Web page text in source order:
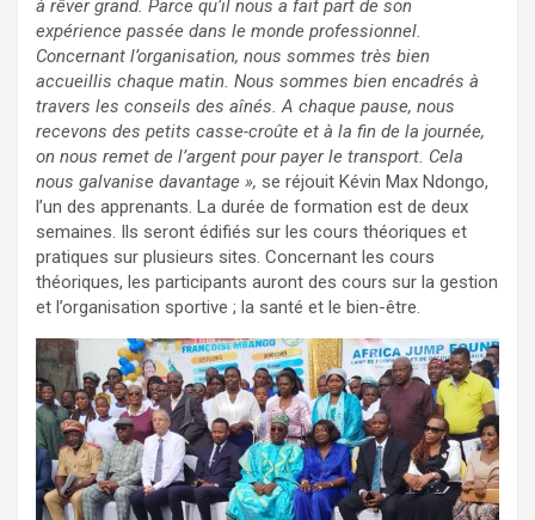
à rêver grand. Parce qu’il nous a fait part de son
expérience passée dans le monde professionnel.
Concernant l’organisation, nous sommes très bien
accueillis chaque matin. Nous sommes bien encadrés à
travers les conseils des aînés. A chaque pause, nous
recevons des petits casse-croûte et à la fin de la journée,
on nous remet de l’argent pour payer le transport. Cela
nous galvanise davantage », se réjouit Kévin Max Ndongo,
l’un des apprenants. La durée de formation est de deux
semaines. Ils seront édifiés sur les cours théoriques et
pratiques sur plusieurs sites. Concernant les cours
théoriques, les participants auront des cours sur la gestion
et l’organisation sportive ; la santé et le bien-être.